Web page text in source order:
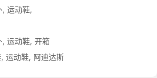
, 运动鞋,
, 运动鞋, 开箱
, 运动鞋, 阿迪达斯